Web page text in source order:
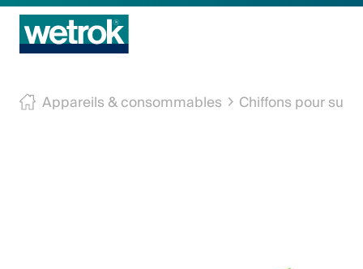
Produits
Appareils & consommables Chiffons pour